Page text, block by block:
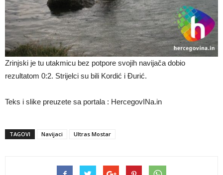
Zrinjski je tu utakmicu bez potpore svojih navijača dobio
rezultatom 0:2. Strijelci su bili Kordić i Đurić.
Teks i slike preuzete sa portala : HercegovINa.in
TAGOVI Navijaci Ultras Mostar